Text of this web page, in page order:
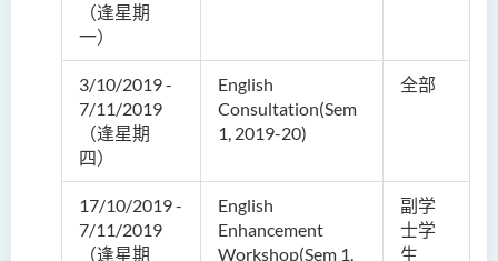
（逢星期
一）
3/10/2019 -
7/11/2019
（逢星期
四）
English
Consultation(Sem
1, 2019-20)
全部
17/10/2019 -
7/11/2019
（逢星期
English
Enhancement
Workshop(Sem 1,
副学
士学
生